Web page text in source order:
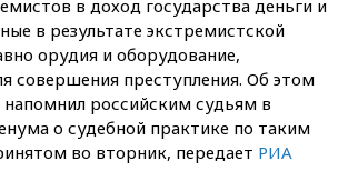
в доход государства деньги и
в результате экстремистской
орудия и оборудование,
совершения преступления. Об этом
российским судьям в
о судебной практике по таким
во вторник, передает РИА